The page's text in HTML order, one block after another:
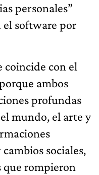
personales”
el software por
coincide con el
ambos
profundas
mundo, el arte y
sociales,
rompieron